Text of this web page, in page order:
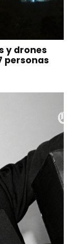
y drones
personas